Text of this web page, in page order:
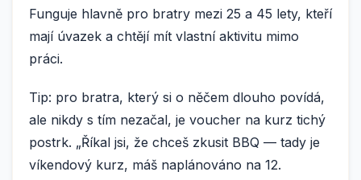
Funguje hlavně pro bratry mezi 25 a 45 lety, kteří
mají úvazek a chtějí mít vlastní aktivitu mimo
práci.
Tip: pro bratra, který si o něčem dlouho povídá,
ale nikdy s tím nezačal, je voucher na kurz tichý
postrk. „Říkal jsi, že chceš zkusit BBQ — tady je
víkendový kurz, máš naplánováno na 12.